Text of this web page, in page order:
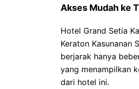
Akses Mudah ke
Hotel Grand Setia
Keraton Kasunanan
berjarak hanya
yang menampilkan
dari hotel ini.